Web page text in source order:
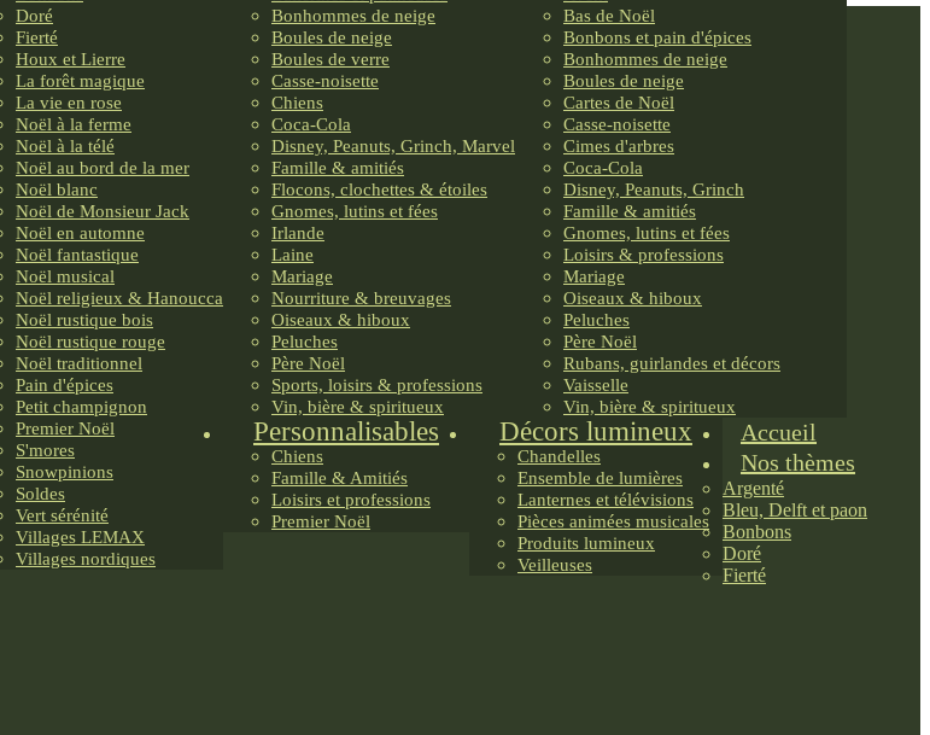
Doré
Fierté
Houx et Lierre
La forêt magique
La vie en rose
Noël à la ferme
Noël à la télé
Noël au bord de la mer
Noël blanc
Noël de Monsieur Jack
Noël en automne
Noël fantastique
Noël musical
Noël religieux & Hanoucca
Noël rustique bois
Noël rustique rouge
Noël traditionnel
Pain d'épices
Petit champignon
Premier Noël
S'mores
Snowpinions
Soldes
Vert sérénité
Villages LEMAX
Villages nordiques
Bonhommes de neige
Boules de neige
Boules de verre
Casse-noisette
Chiens
Coca-Cola
Disney, Peanuts, Grinch, Marvel
Famille & amitiés
Flocons, clochettes & étoiles
Gnomes, lutins et fées
Irlande
Laine
Mariage
Nourriture & breuvages
Oiseaux & hiboux
Peluches
Père Noël
Sports, loisirs & professions
Vin, bière & spiritueux
Bas de Noël
Bonbons et pain d'épices
Bonhommes de neige
Boules de neige
Cartes de Noël
Casse-noisette
Cimes d'arbres
Coca-Cola
Disney, Peanuts, Grinch
Famille & amitiés
Gnomes, lutins et fées
Loisirs & professions
Mariage
Oiseaux & hiboux
Peluches
Père Noël
Rubans, guirlandes et décors
Vaisselle
Vin, bière & spiritueux
Personnalisables
Chiens
Famille & Amitiés
Loisirs et professions
Premier Noël
Décors lumineux
Chandelles
Ensemble de lumières
Lanternes et télévisions
Pièces animées musicales
Produits lumineux
Veilleuses
Accueil
Nos thèmes
Argenté
Bleu, Delft et paon
Bonbons
Doré
Fierté